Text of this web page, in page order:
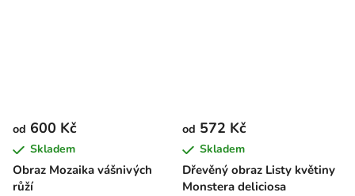
Obraz Mozaika vášnivých
růží
od 600 Kč
Skladem
Dřevěný obraz Listy květiny
Monstera deliciosa
od 572 Kč
Skladem